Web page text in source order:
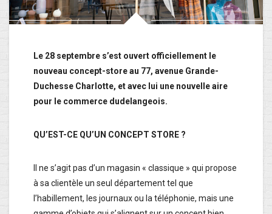
Le 28 septembre s’est ouvert officiellement le
nouveau concept-store au 77, avenue Grande-
Duchesse Charlotte, et avec lui une nouvelle aire
pour le commerce dudelangeois.
QU’EST-CE QU’UN CONCEPT STORE ?
Il ne s’agit pas d’un magasin « classique » qui propose
à sa clientèle un seul département tel que
l’habillement, les journaux ou la téléphonie, mais une